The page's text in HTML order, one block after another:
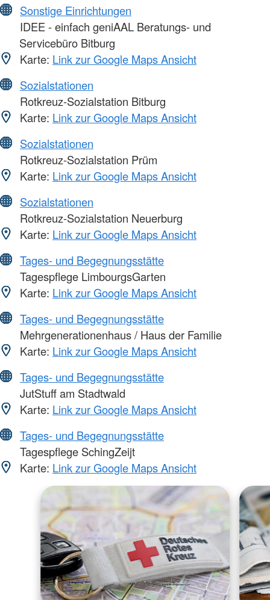
Sonstige Einrichtungen
IDEE - einfach geniAAL Beratungs- und
Servicebüro Bitburg
Karte: Link zur Google Maps Ansicht
Sozialstationen
Rotkreuz-Sozialstation Bitburg
Karte: Link zur Google Maps Ansicht
Sozialstationen
Rotkreuz-Sozialstation Prüm
Karte: Link zur Google Maps Ansicht
Sozialstationen
Rotkreuz-Sozialstation Neuerburg
Karte: Link zur Google Maps Ansicht
Tages- und Begegnungsstätte
Tagespflege LimbourgsGarten
Karte: Link zur Google Maps Ansicht
Tages- und Begegnungsstätte
Mehrgenerationenhaus / Haus der Familie
Karte: Link zur Google Maps Ansicht
Tages- und Begegnungsstätte
JutStuff am Stadtwald
Karte: Link zur Google Maps Ansicht
Tages- und Begegnungsstätte
Tagespflege SchingZeijt
Karte: Link zur Google Maps Ansicht